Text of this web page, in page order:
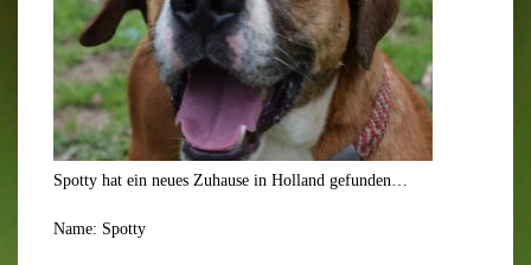
Spotty hat ein neues Zuhause in Holland gefunden…
Name: Spotty